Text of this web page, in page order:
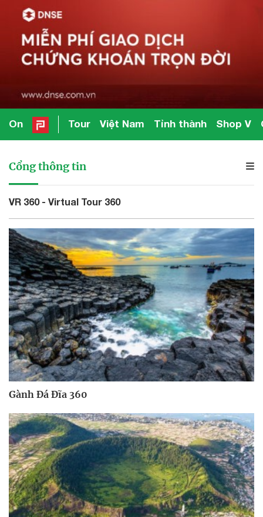
On Tour Việt Nam Tỉnh thành Shop V
Cổng thông tin
VR 360 - Virtual Tour 360
Gành Đá Đĩa 360